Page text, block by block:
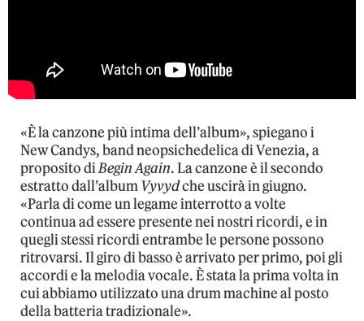
«È la canzone più intima dell’album», spiegano i
New Candys, band neopsichedelica di Venezia, a
proposito diBegin Again. La canzone è il secondo
estratto dall’album Vyvydche uscirà in giugno.
«Parla di come un legame interrotto a volte
continua ad essere presente nei nostri ricordi, e in
quegli stessi ricordi entrambe le persone possono
ritrovarsi. Il giro di basso è arrivato per primo, poi gli
accordi e la melodia vocale. È stata la prima volta in
cui abbiamo utilizzato una drum machine al posto
della batteria tradizionale».